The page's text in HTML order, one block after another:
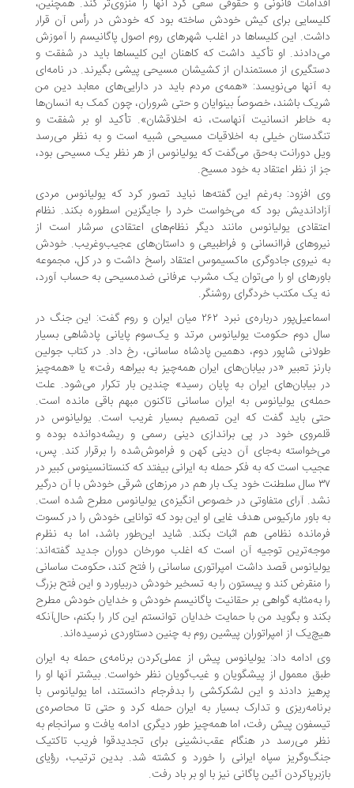
برای کیش خودش ساخته بود که خودش در رأس آن قرار
این کلیساها در اغلب شهرهای روم اصول پاگانیسم را آموزش
او تأکید داشت که کاهنان این کلیساها باید در شفقت و
از مستمندان از کشیشان مسیحی پیشی بگیرند. در نامه‌ای
آنها می‌نویسد: «همه‌ی مردم باید در دارایی‌های معابد دین من
باشند، خصوصاً بینوایان و حتی شروران، چون کمک به انسان‌ها
خاطر انسانیت آنهاست، نه اخلاقشان». تأکید او بر شفقت و
خیلی به اخلاقیات مسیحی شبیه است و به نظر می‌رسد
دورانت به‌حق می‌گفت که یولیانوس از هر نظر یک مسیحی بود،
از نظر اعتقاد به خود مسیح.
افزود: به‌رغم این گفته‌ها نباید تصور کرد که یولیانوس مردی
بود که می‌خواست خرد را جایگزین اسطوره بکند. نظام
یولیانوس مانند دیگر نظام‌های اعتقادی سرشار است از
فراانسانی و فراطبیعی و داستان‌های عجیب‌وغریب. خودش
نیروی جادوگری ماکسیموس اعتقاد راسخ داشت و در کل، مجموعه
او را می‌توان یک مشرب عرفانی ضدمسیحی به حساب آورد،
یک مکتب خردگرای روشنگر.
اسماعیل‌پور درباره‌ی نبرد ۲۶۲ میان ایران و روم گفت: این جنگ در
دوم حکومت یولیانوس مرتد و یک‌سوم پایانی پادشاهی بسیار
شاپور دوم، دهمین پادشاه ساسانی، رخ داد. در کتاب جولین
تعبیر «در بیابان‌های ایران همه‌چیز به بیراهه رفت» یا «همه‌چیز
بیابان‌های ایران به پایان رسید» چندین بار تکرار می‌شود. علت
یولیانوس به ایران ساسانی تاکنون مبهم باقی مانده است.
باید گفت که این تصمیم بسیار غریب است. یولیانوس در
خود در پی براندازی دینی رسمی و ریشه‌دوانده بوده و
به‌جای آن دینی کهن و فراموش‌شده را برقرار کند. پس،
است که به فکر حمله به ایرانی بیفتد که کنستانسینوس کبیر در
۳۷ سال سلطنت خود یک بار هم در مرزهای شرقی خودش با آن درگیر
آرای متفاوتی در خصوص انگیزه‌ی یولیانوس مطرح شده است.
باور مارکیوس هدف غایی او این بود که توانایی خودش را در کسوت
نظامی هم اثبات بکند. شاید این‌طور باشد، اما به نظرم
توجیه آن است که اغلب مورخان دوران جدید گفته‌اند:
قصد داشت امپراتوری ساسانی را فتح کند، حکومت ساسانی
منقرض کند و پیستون را به تسخیر خودش دربیاورد و این فتح بزرگ
به‌مثابه گواهی بر حقانیت پاگانیسم خودش و خدایان خودش مطرح
و بگوید من با حمایت خدایان توانستم این کار را بکنم، حال‌آنکه
از امپراتوران پیشین روم به چنین دستاوردی نرسیده‌اند.
ادامه داد: یولیانوس پیش از عملی‌کردن برنامه‌ی حمله به ایران
معمول از پیشگویان و غیب‌گویان نظر خواست. بیشتر آنها او را
دادند و این لشکرکشی را بدفرجام دانستند، اما یولیانوس با
و تدارک بسیار به ایران حمله کرد و حتی تا محاصره‌ی
پیش رفت، اما همه‌چیز طور دیگری ادامه یافت و سرانجام به
می‌رسد در هنگام عقب‌نشینی برای تجدیدقوا فریب تاکتیک
سپاه ایرانی را خورد و کشته شد. بدین ترتیب، رؤیای
آئین پاگانی نیز با او بر باد رفت.